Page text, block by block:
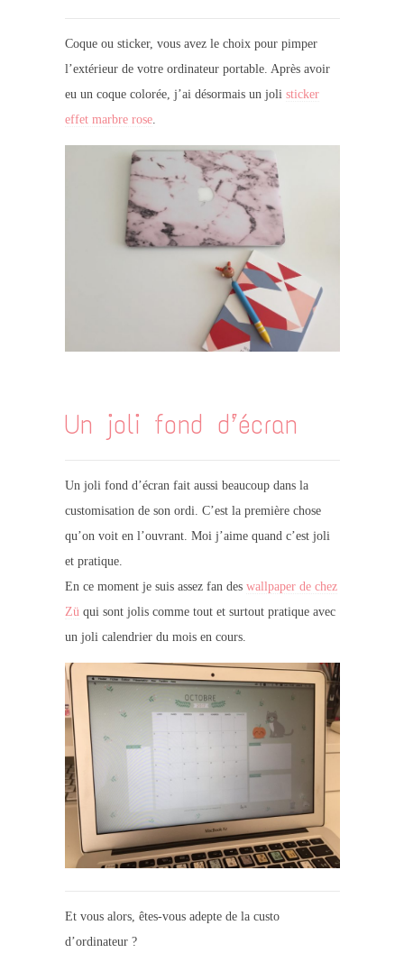
Coque ou sticker, vous avez le choix pour pimper
l’extérieur de votre ordinateur portable. Après avoir
eu un coque colorée, j’ai désormais un joli sticker
effet marbre rose.
Un joli fond d’écran
Un joli fond d’écran fait aussi beaucoup dans la
customisation de son ordi. C’est la première chose
qu’on voit en l’ouvrant. Moi j’aime quand c’est joli
et pratique.
En ce moment je suis assez fan des wallpaper de chez
Zü qui sont jolis comme tout et surtout pratique avec
un joli calendrier du mois en cours.
Et vous alors, êtes-vous adepte de la custo
d’ordinateur ?